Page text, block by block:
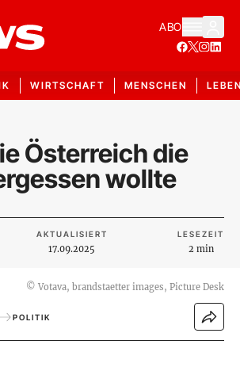
ABO
WIRTSCHAFT MENSCHEN
Österreich die
wollte
AKTUALISIERT
17.09.2025
LESEZEIT
2 min
© Votava, brandstaetter images, Picture Desk
POLITIK